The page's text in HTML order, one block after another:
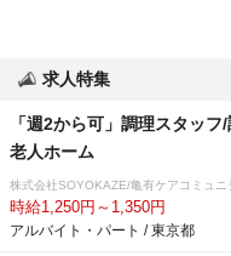
求人特集
「週2から可」調理スタッ
老人ホーム
株式会社SOYOKAZE/亀有ケアコミュニ
時給1,250円～1,350円
アルバイト・パート / 東京都